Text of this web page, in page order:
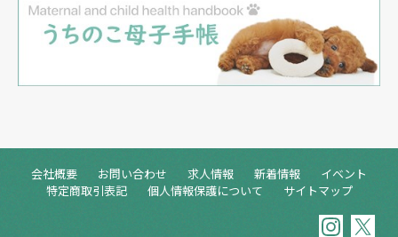
会社概要 お問い合わせ 求人情報 新着情報
イベント
特定商取引表記
個人情報保護について サイトマップ